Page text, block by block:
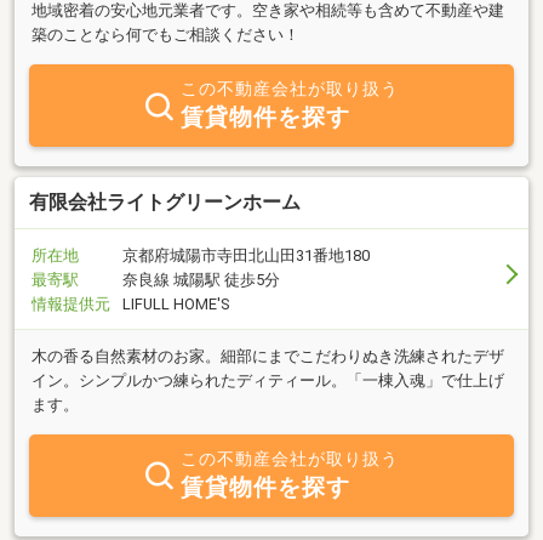
地域密着の安心地元業者です。空き家や相続等も含めて不動産や建
築のことなら何でもご相談ください！
この不動産会社が取り扱う
賃貸物件を探す
有限会社ライトグリーンホーム
所在地
京都府城陽市寺田北山田31番地180
最寄駅
奈良線 城陽駅 徒歩5分
情報提供元
LIFULL HOME'S
木の香る自然素材のお家。細部にまでこだわりぬき洗練されたデザ
イン。シンプルかつ練られたディティール。「一棟入魂」で仕上げ
ます。
この不動産会社が取り扱う
賃貸物件を探す